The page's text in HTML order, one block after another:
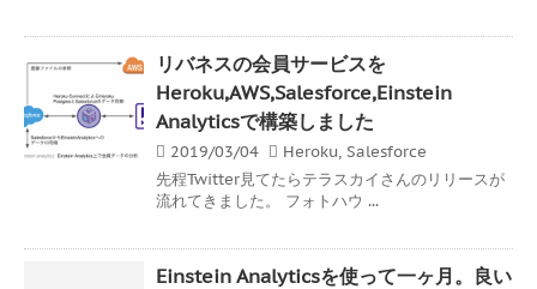
リバネスの会員サービスを
Heroku,AWS,Salesforce,Einstein
Analyticsで構築しました
2019/03/04 Heroku, Salesforce
先程Twitter見てたらテラスカイさんのリリースが
流れてきました。 フォトハウ ...
Einstein Analyticsを使って一ヶ月。良い